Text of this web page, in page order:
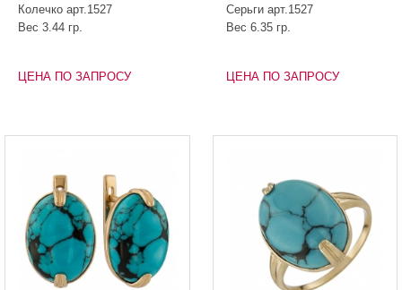
Колечко арт.1527
Вес 3.44 гр.
ЦЕНА ПО ЗАПРОСУ
Серьги арт.1527
Вес 6.35 гр.
ЦЕНА ПО ЗАПРОСУ